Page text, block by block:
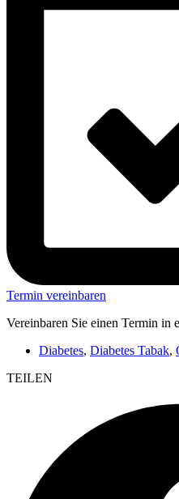
Termin vereinbaren
Vereinbaren Sie einen Termin in
Diabetes, Diabetes Tabak,
TEILEN